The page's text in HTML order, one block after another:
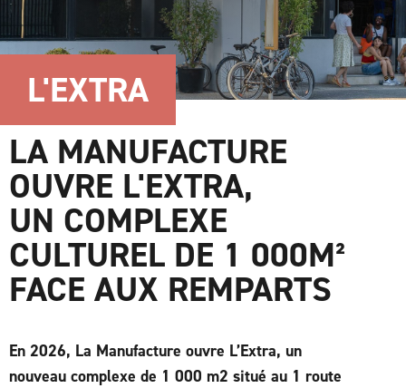
L'EXTRA
LA MANUFACTURE
OUVRE L'EXTRA,
UN COMPLEXE
CULTUREL DE 1 000M²
FACE AUX REMPARTS
En 2026, La Manufacture ouvre L’Extra, un
nouveau complexe de 1 000 m2 situé au 1 route